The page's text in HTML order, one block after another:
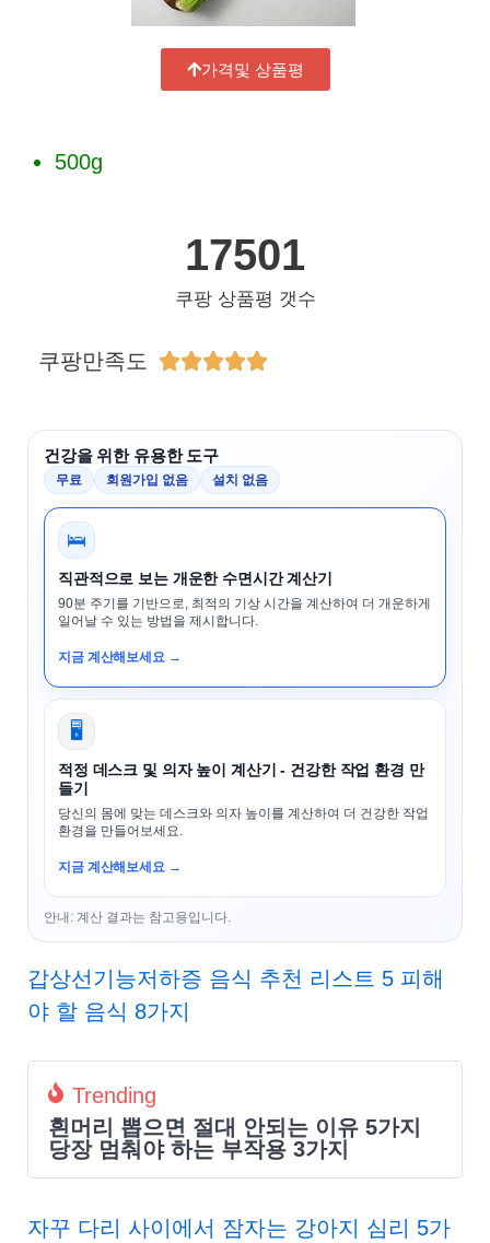
가격및 상품평
500g
쿠팡 상품평 갯수
17501
쿠팡만족도 
건강을 위한 유용한 도구
무료 회원가입 없음 설치 없음
🛌
직관적으로 보는 개운한 수면시간 계산기
90분 주기를 기반으로, 최적의 기상 시간을 계산하여 더 개운하게
일어날 수 있는 방법을 제시합니다.
지금 계산해보세요 →
🖥️
적정 데스크 및 의자 높이 계산기 - 건강한 작업 환경 만
들기
당신의 몸에 맞는 데스크와 의자 높이를 계산하여 더 건강한 작업
환경을 만들어보세요.
지금 계산해보세요 →
안내: 계산 결과는 참고용입니다.
갑상선기능저하증 음식 추천 리스트 5 피해
야 할 음식 8가지
Trending
흰머리 뽑으면 절대 안되는 이유 5가지
당장 멈춰야 하는 부작용 3가지
자꾸 다리 사이에서 잠자는 강아지 심리 5가